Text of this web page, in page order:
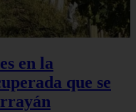
en la
que se